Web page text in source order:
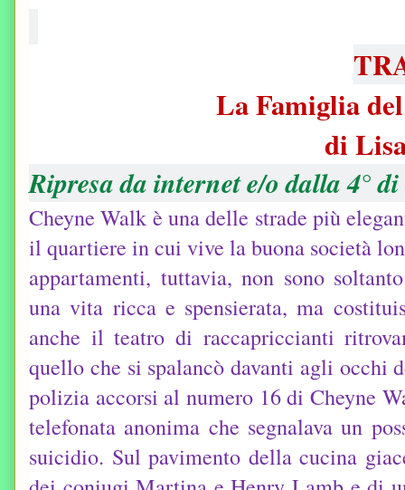
La Famiglia
di
Ripresa da internet e/o dalla 4°
Cheyne Walk è una delle strade più
il quartiere in cui vive la buona società
appartamenti, tuttavia, non sono
una vita ricca e spensierata, ma
anche il teatro di raccapriccianti
quello che si spalancò davanti agli occhi
polizia accorsi al numero 16 di Cheyne
telefonata anonima che segnalava un
suicidio. Sul pavimento della cucina